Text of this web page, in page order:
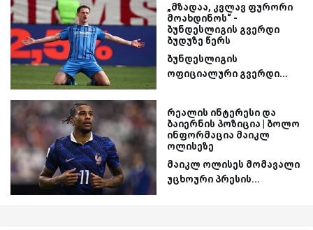
„მზადაა, კვლავ ფურორი
მოახდინოს“ -
ბუნდესლიგის გვერდი
ბუდუზე წერს
ბუნდესლიგის
ოფიციალური გვერდი...
რეალის ინტერესი და
ბაიერნის პოზიცია | ბოლო
ინფორმაცია მაიკლ
ოლისეზე
მაიკლ ოლისეს მომავალი
უცხოური პრესის...